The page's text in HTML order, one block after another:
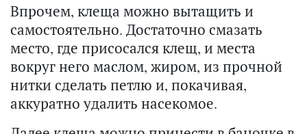
Впрочем, клеща можно вытащить и
самостоятельно. Достаточно смазать
место, где присосался клещ, и места
вокруг него маслом, жиром, из прочной
нитки сделать петлю и, покачивая,
аккуратно удалить насекомое.